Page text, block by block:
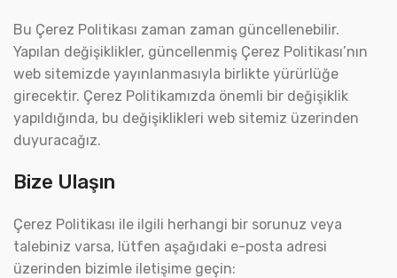
Bu Çerez Politikası zaman zaman güncellenebilir.
Yapılan değişiklikler, güncellenmiş Çerez Politikası’nın
web sitemizde yayınlanmasıyla birlikte yürürlüğe
girecektir. Çerez Politikamızda önemli bir değişiklik
yapıldığında, bu değişiklikleri web sitemiz üzerinden
duyuracağız.
Bize Ulaşın
Çerez Politikası ile ilgili herhangi bir sorunuz veya
talebiniz varsa, lütfen aşağıdaki e-posta adresi
üzerinden bizimle iletişime geçin: